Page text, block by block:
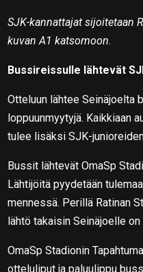
SJK-kannattajat sijoitetaan
kuvan A1 katsomoon.
Bussireissulle lähtevät
Otteluun lähtee Seinäjoelta
loppuunmyytyjä. Kaikkiaan
tulee lisäksi SJK-
Bussit lähtevät OmaSp
Lähtijöitä pyydetään
mennessä. Perillä Ratinan
lähtö takaisin Seinäjoelle
OmaSp Stadionin
otteluliput ja paluulippu